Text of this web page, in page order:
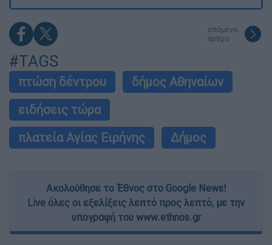
επόμενο
άρθρο
#TAGS
πτώση δέντρου
δήμος Αθηναίων
ειδήσεις τώρα
πλατεία Αγίας Ειρήνης
Δήμος
Ακολούθησε το Έθνος στο Google News!
Live όλες οι εξελίξεις λεπτό προς λεπτό, με την
υπογραφή του www.ethnos.gr